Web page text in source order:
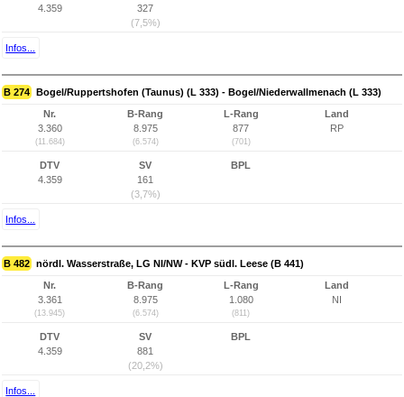
4.359
327
(7,5%)
Infos...
B 274 Bogel/Ruppertshofen (Taunus) (L 333) - Bogel/Niederwallmenach (L 333)
Nr.
3.360
(11.684)
B-Rang
8.975
(6.574)
L-Rang
877
(701)
Land
RP
DTV
4.359
SV
161
(3,7%)
BPL
Infos...
B 482 nördl. Wasserstraße, LG NI/NW - KVP südl. Leese (B 441)
Nr.
3.361
(13.945)
B-Rang
8.975
(6.574)
L-Rang
1.080
(811)
Land
NI
DTV
4.359
SV
881
(20,2%)
BPL
Infos...